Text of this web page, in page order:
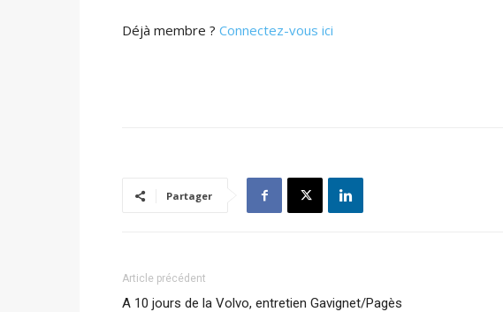
Déjà membre ? Connectez-vous ici
Partager
Article précédent
A 10 jours de la Volvo, entretien Gavignet/Pagès